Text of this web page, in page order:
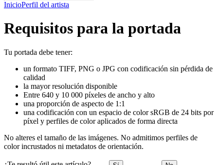
InicioPerfil del artista
Requisitos para la portada
Tu portada debe tener:
un formato TIFF, PNG o JPG con codificación sin pérdida de
calidad
la mayor resolución disponible
Entre 640 y 10 000 píxeles de ancho y alto
una proporción de aspecto de 1:1
una codificación con un espacio de color sRGB de 24 bits por
píxel y perfiles de color aplicados de forma directa
No alteres el tamaño de las imágenes. No admitimos perfiles de
color incrustados ni metadatos de orientación.